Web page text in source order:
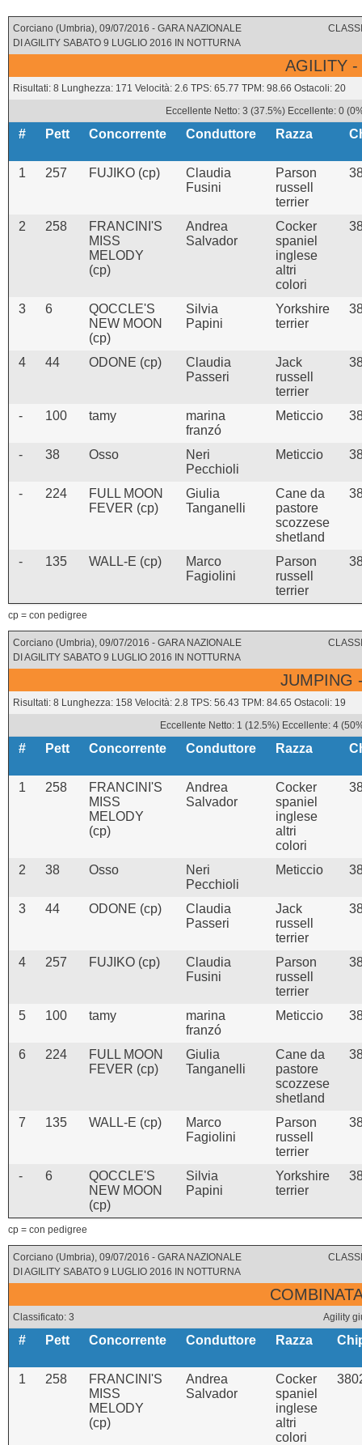
Corciano (Umbria), 09/07/2016 - GARA NAZIONALE
DI AGILITY SABATO 9 LUGLIO 2016 IN NOTTURNA
AGILITY -
Risultati: 8 Lunghezza: 171 Velocità: 2.6 TPS: 65.77 TPM: 98.66 Ostacoli: 20
Eccellente Netto: 3 (37.5%) Eccellente: 0
# Pett Concorrente Conduttore Razza
1 257 FUJIKO (cp)
Claudia
Fusini
Parson
russell
terrier
2 258
FRANCINI'S
MISS
MELODY
(cp)
Andrea
Salvador
Cocker
spaniel
inglese
altri
colori
3 6
QOCCLE'S
NEW MOON
(cp)
Silvia
Papini
Yorkshire
terrier
4 44 ODONE (cp)
Claudia
Passeri
Jack
russell
terrier
- 100 tamy
marina
franzó
Meticcio
- 38 Osso
Neri
Pecchioli
Meticcio
- 224
FULL MOON
FEVER (cp)
Giulia
Tanganelli
Cane da
pastore
scozzese
shetland
- 135 WALL-E (cp)
Marco
Fagiolini
Parson
russell
terrier
cp = con pedigree
Corciano (Umbria), 09/07/2016 - GARA NAZIONALE
DI AGILITY SABATO 9 LUGLIO 2016 IN NOTTURNA
JUMPING
Risultati: 8 Lunghezza: 158 Velocità: 2.8 TPS: 56.43 TPM: 84.65 Ostacoli: 19
Eccellente Netto: 1 (12.5%) Eccellente: 4
# Pett Concorrente Conduttore Razza
1 258
FRANCINI'S
MISS
MELODY
(cp)
Andrea
Salvador
Cocker
spaniel
inglese
altri
colori
2 38 Osso
Neri
Pecchioli
Meticcio
3 44 ODONE (cp)
Claudia
Passeri
Jack
russell
terrier
4 257 FUJIKO (cp)
Claudia
Fusini
Parson
russell
terrier
5 100 tamy
marina
franzó
Meticcio
6 224
FULL MOON
FEVER (cp)
Giulia
Tanganelli
Cane da
pastore
scozzese
shetland
7 135 WALL-E (cp)
Marco
Fagiolini
Parson
russell
terrier
- 6
QOCCLE'S
NEW MOON
(cp)
Silvia
Papini
Yorkshire
terrier
cp = con pedigree
Corciano (Umbria), 09/07/2016 - GARA NAZIONALE
DI AGILITY SABATO 9 LUGLIO 2016 IN NOTTURNA
Classificato: 3 Agility
# Pett Concorrente Conduttore Razza
1 258
FRANCINI'S
MISS
MELODY
(cp)
Andrea
Salvador
Cocker
spaniel
inglese
altri
colori